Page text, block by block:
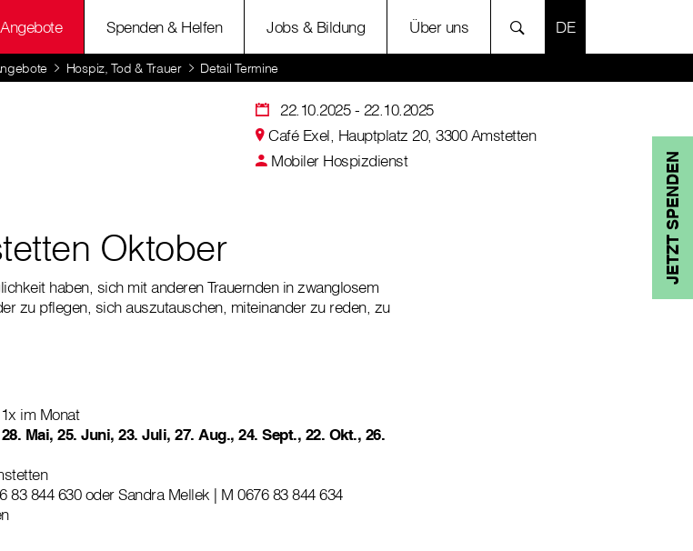
Spenden & Helfen Jobs & Bildung Über uns SPRACHE
Hospiz, Tod & Trauer Detail Termine
JETZT SPENDEN
22.10.2025- 22.10.2025
Café Exel, Hauptplatz 20, 3300 Amstetten
Mobiler Hospizdienst
Oktober
haben, sich mit anderen Trauernden in zwanglosem
zu pflegen, sich auszutauschen, miteinander zu reden, zu
im Monat
Mai, 25. Juni, 23. Juli, 27. Aug., 24. Sept., 22. Okt., 26.
83 844 630 oder Sandra Mellek | M 0676 83 844 634